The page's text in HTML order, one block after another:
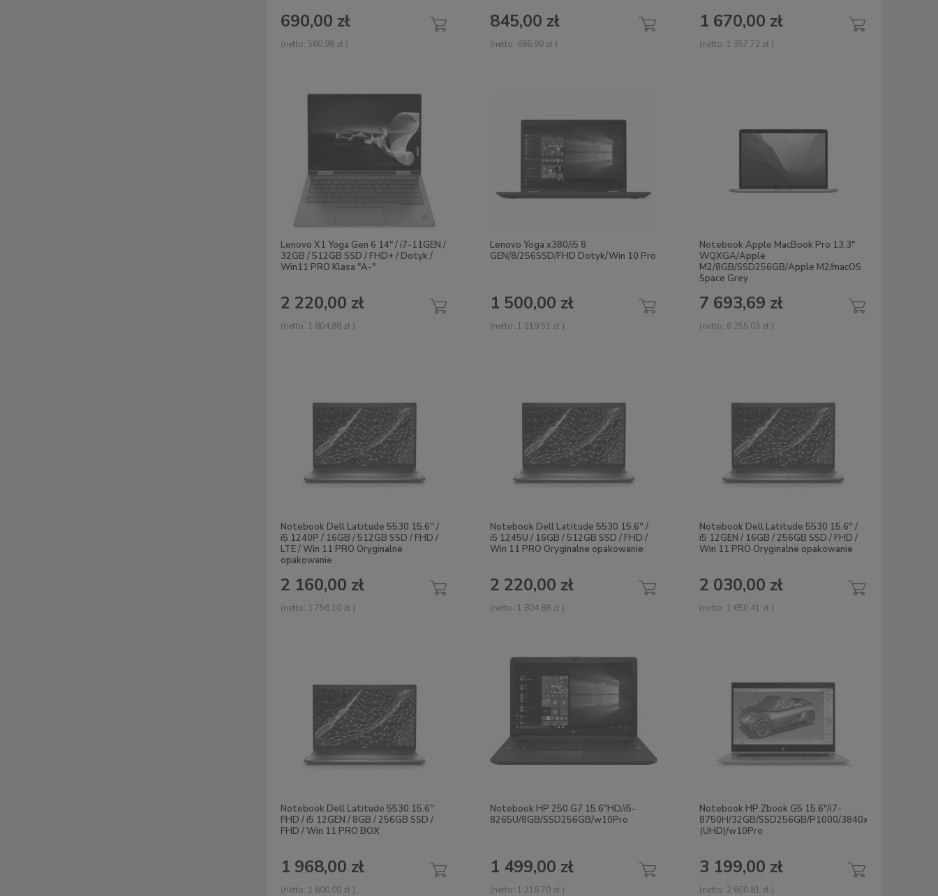
690,00 zł
(netto: 560,98 zł )
845,00 zł
(netto: 686,99 zł )
1 670,00 zł
(netto: 1 357,72 zł )
Lenovo X1 Yoga Gen 6 14" / i7-11GEN /
32GB / 512GB SSD / FHD+ / Dotyk /
Win11 PRO Klasa "A-"
2 220,00 zł
(netto: 1 804,88 zł )
Lenovo Yoga x380/i5 8
GEN/8/256SSD/FHD Dotyk/Win 10 Pro
1 500,00 zł
(netto: 1 219,51 zł )
Notebook Apple MacBook Pro 13.3"
WQXGA/Apple
M2/8GB/SSD256GB/Apple M2/macOS
Space Grey
7 693,69 zł
(netto: 6 255,03 zł )
Notebook Dell Latitude 5530 15.6'' /
i5 1240P / 16GB / 512GB SSD / FHD /
LTE / Win 11 PRO Oryginalne
opakowanie
2 160,00 zł
(netto: 1 756,10 zł )
Notebook Dell Latitude 5530 15.6'' /
i5 1245U / 16GB / 512GB SSD / FHD /
Win 11 PRO Oryginalne opakowanie
2 220,00 zł
(netto: 1 804,88 zł )
Notebook Dell Latitude 5530 15.6'' /
i5 12GEN / 16GB / 256GB SSD / FHD /
Win 11 PRO Oryginalne opakowanie
2 030,00 zł
(netto: 1 650,41 zł )
Notebook Dell Latitude 5530 15.6''
FHD / i5 12GEN / 8GB / 256GB SSD /
FHD / Win 11 PRO BOX
1 968,00 zł
(netto: 1 600,00 zł )
Notebook HP 250 G7 15.6"HD/i5-
8265U/8GB/SSD256GB/w10Pro
1 499,00 zł
(netto: 1 218,70 zł )
Notebook HP Zbook G5 15.6"/i7-
8750H/32GB/SSD256GB/P1000/3840x2160
(UHD)/w10Pro
3 199,00 zł
(netto: 2 600,81 zł )